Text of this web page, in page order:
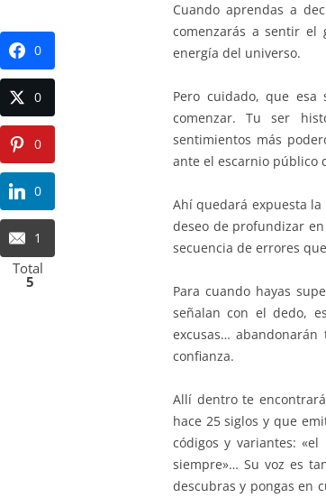
Cuando aprendas a
comenzarás a sentir
energía del universo.
Pero cuidado, que
comenzar. Tu ser
sentimientos más
ante el escarnio público
Ahí quedará expuesta
deseo de profundizar
secuencia de errores
Para cuando hayas
señalan con el dedo,
excusas…
confianza.
Allí dentro te
hace 25 siglos y que
códigos y variantes:
siempre»… Su voz es
descubras y pongas en
0
0
0
0
1
Total
5